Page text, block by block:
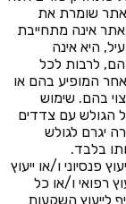
שומרת את
אינה מתחייבת
היא אינה
לרבות לכל
המופיע בהם או
בהם. שימוש
הגולש עם צדדים
יגרם לגולש
בלבד.
פנסיוני ו/או ייעוץ
רפואי ו/או כל
לייעוץ השקעות